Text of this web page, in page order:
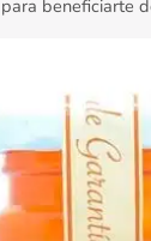
beneficiarte